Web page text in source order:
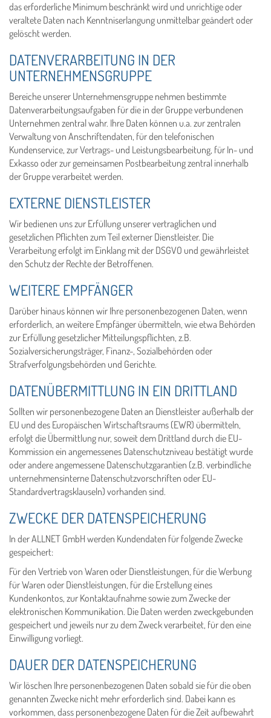
das erforderliche Minimum beschränkt wird und unrichtige oder
veraltete Daten nach Kenntniserlangung unmittelbar geändert oder
gelöscht werden.
DATENVERARBEITUNG IN DER
UNTERNEHMENSGRUPPE
Bereiche unserer Unternehmensgruppe nehmen bestimmte
Datenverarbeitungsaufgaben für die in der Gruppe verbundenen
Unternehmen zentral wahr. Ihre Daten können u.a. zur zentralen
Verwaltung von Anschriftendaten, für den telefonischen
Kundenservice, zur Vertrags- und Leistungsbearbeitung, für In- und
Exkasso oder zur gemeinsamen Postbearbeitung zentral innerhalb
der Gruppe verarbeitet werden.
EXTERNE DIENSTLEISTER
Wir bedienen uns zur Erfüllung unserer vertraglichen und
gesetzlichen Pflichten zum Teil externer Dienstleister. Die
Verarbeitung erfolgt im Einklang mit der DSGVO und gewährleistet
den Schutz der Rechte der Betroffenen.
WEITERE EMPFÄNGER
Darüber hinaus können wir Ihre personenbezogenen Daten, wenn
erforderlich, an weitere Empfänger übermitteln, wie etwa Behörden
zur Erfüllung gesetzlicher Mitteilungspflichten, z.B.
Sozialversicherungsträger, Finanz-, Sozialbehörden oder
Strafverfolgungsbehörden und Gerichte.
DATENÜBERMITTLUNG IN EIN DRITTLAND
Sollten wir personenbezogene Daten an Dienstleister außerhalb der
EU und des Europäischen Wirtschaftsraums (EWR) übermitteln,
erfolgt die Übermittlung nur, soweit dem Drittland durch die EU-
Kommission ein angemessenes Datenschutzniveau bestätigt wurde
oder andere angemessene Datenschutzgarantien (z.B. verbindliche
unternehmensinterne Datenschutzvorschriften oder EU-
Standardvertragsklauseln) vorhanden sind.
ZWECKE DER DATENSPEICHERUNG
In der ALLNET GmbH werden Kundendaten für folgende Zwecke
gespeichert:
Für den Vertrieb von Waren oder Dienstleistungen, für die Werbung
für Waren oder Dienstleistungen, für die Erstellung eines
Kundenkontos, zur Kontaktaufnahme sowie zum Zwecke der
elektronischen Kommunikation. Die Daten werden zweckgebunden
gespeichert und jeweils nur zu dem Zweck verarbeitet, für den eine
Einwilligung vorliegt.
DAUER DER DATENSPEICHERUNG
Wir löschen Ihre personenbezogenen Daten sobald sie für die oben
genannten Zwecke nicht mehr erforderlich sind. Dabei kann es
vorkommen, dass personenbezogene Daten für die Zeit aufbewahrt